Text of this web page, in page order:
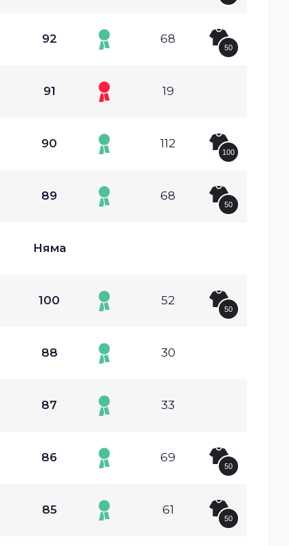
92 68
50
91 19
90 112
100
89 68
50
Няма
100 52
50
88 30
87 33
86 69
50
85 61
50